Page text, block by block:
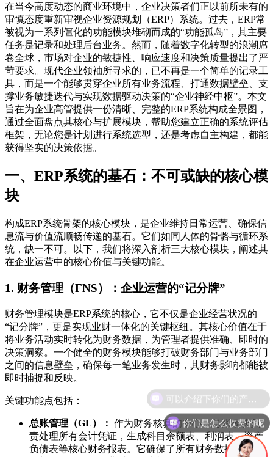
在当今高度动态的商业环境中，企业决策者们正以前所未有的
审慎态度重新审视企业资源规划（ERP）系统。过去，ERP常
被视为一系列僵化的功能模块堆砌而成的“功能孤岛”，其主要
任务是记录和处理后台业务。然而，随着数字化转型的浪潮席
卷全球，市场对企业的敏捷性、响应速度和决策质量提出了严
苛要求。现代企业领袖所寻求的，已不再是一个简单的记录工
具，而是一个能够贯穿企业所有业务流程、打通数据壁垒、支
撑业务敏捷迭代与实现数据驱动决策的“企业神经中枢”。本文
旨在为企业高管提供一份清晰、完整的ERP系统构成全景图，
通过全面盘点其核心与扩展模块，帮助您建立正确的系统评估
框架，无论您是计划进行系统选型，还是考虑自主构建，都能
获得坚实的决策依据。
一、ERP系统的基石：不可或缺的核心模
块
构成ERP系统骨架的核心模块，是企业维持日常运营、确保信
息流与价值流顺畅传递的基石。它们如同人体的骨骼与循环系
统，缺一不可。以下，我们将深入剖析三大核心模块，阐述其
在企业运营中的核心价值与关键功能。
1. 财务管理（FNS）：企业运营的“记分牌”
财务管理模块是ERP系统的核心，它不仅是企业经营状况的
“记分牌”，更是实现业财一体化的关键枢纽。其核心价值在于
将业务活动实时转化为财务数据，为管理者提供准确、即时的
决策洞察。一个健全的财务模块能够打破财务部门与业务部门
之间的信息壁垒，确保每一笔业务发生时，其财务影响都能被
即时捕捉和反映。
关键功能点包括：
总账管理（GL）： 作为财务核算的中心，总账模块负
责处理所有会计凭证，生成科目余额表、利润表、资产
负债表等核心财务报表。它确保了所有财务数据的一致
你们是怎么收费的呢